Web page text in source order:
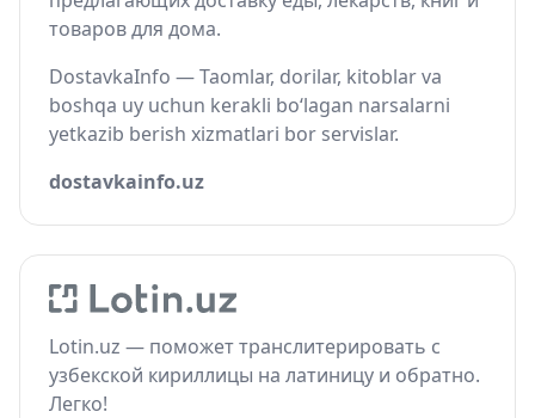
товаров для дома.
DostavkaInfo — Taomlar, dorilar, kitoblar va
boshqa uy uchun kerakli bo‘lagan narsalarni
yetkazib berish xizmatlari bor servislar.
dostavkainfo.uz
Lotin.uz — поможет транслитерировать с
узбекской кириллицы на латиницу и обратно.
Легко!